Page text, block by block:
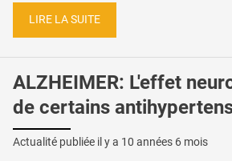
LIRE LA SUITE
ALZHEIMER: L'effet
de certains
Actualité publiée il y a 10 années 6 mois